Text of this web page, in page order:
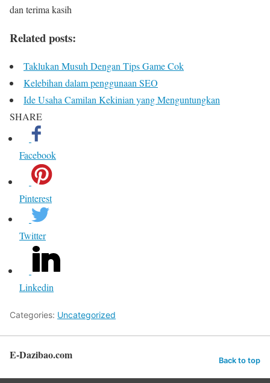
dan terima kasih
Related posts:
Taklukan Musuh Dengan Tips Game Cok
Kelebihan dalam penggunaan SEO
Ide Usaha Camilan Kekinian yang Menguntungkan
SHARE
Facebook
Pinterest
Twitter
Linkedin
Categories: Uncategorized
E-Dazibao.com Back to top